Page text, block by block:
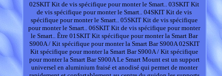
02SKIT Kit de vis spécifique pour monter le Smart.. 03SKIT Kit
de vis spécifique pour monter le Smart.. 04SKIT Kit de vis
spécifique pour monter le Smart.. 05SKIT Kit de vis spécifique
pour monter le Smart.. 06SKIT Kit de vis spécifique pour monter
le Smart.. Être 01SKIT Kit spécifique pour monter la Smart Bar
S900A / Kit spécifique pour monter la Smart Bar S900A 02SKIT
Kit spécifique pour monter la Smart Bar S900A / Kit spécifique
pour monter la Smart Bar S900A Le Smart Mount est un support
universel en aluminium fraisé et anodisé qui permet de monter